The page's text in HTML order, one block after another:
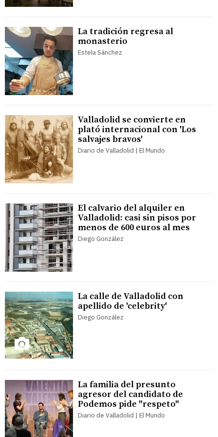
La tradición regresa al
monasterio
Estela Sánchez
Valladolid se convierte en
plató internacional con 'Los
salvajes bravos'
Diario de Valladolid | El Mundo
El calvario del alquiler en
Valladolid: casi sin pisos por
menos de 600 euros al mes
Diego González
La calle de Valladolid con
apellido de 'celebrity'
Diego González
La familia del presunto
agresor del candidato de
Podemos pide "respeto"
Diario de Valladolid | El Mundo